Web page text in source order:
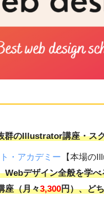
群のIllustrator講座・ス
・アカデミー 【本場の
デザイン全般を学べ
座（月々3,300円）、ど